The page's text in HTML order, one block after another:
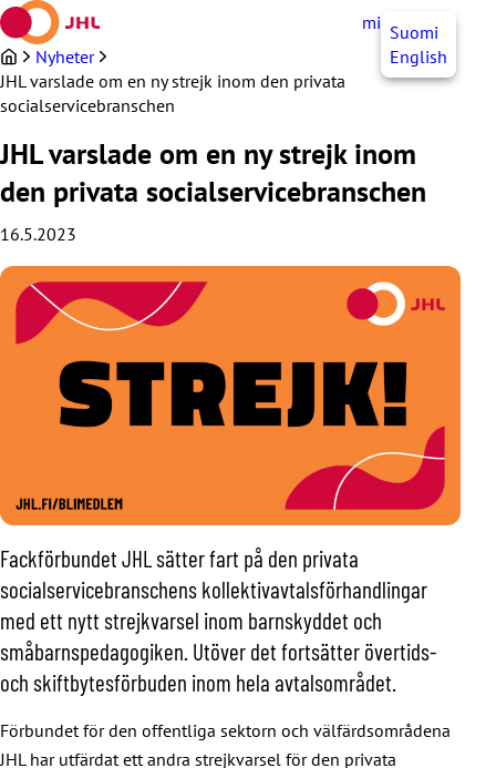
Hoppa
till
innehållet
mittJHL SV
Suomi
English
Nyheter
JHL varslade om en ny strejk inom den privata
socialservicebranschen
JHL varslade om en ny strejk inom
den privata socialservicebranschen
16.5.2023
Fackförbundet JHL sätter fart på den privata
socialservicebranschens kollektivavtalsförhandlingar
med ett nytt strejkvarsel inom barnskyddet och
småbarnspedagogiken. Utöver det fortsätter övertids-
och skiftbytesförbuden inom hela avtalsområdet.
Förbundet för den offentliga sektorn och välfärdsområdena
JHL har utfärdat ett andra strejkvarsel för den privata